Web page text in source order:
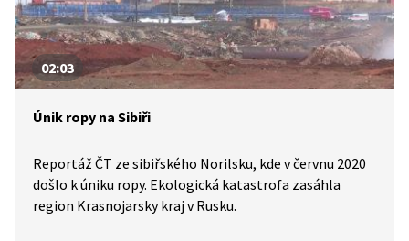
02:03
Únik ropy na Sibiři
Reportáž ČT ze sibiřského Norilsku, kde v červnu 2020
došlo k úniku ropy. Ekologická katastrofa zasáhla
region Krasnojarsky kraj v Rusku.